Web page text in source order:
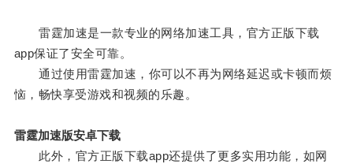
雷霆加速是一款专业的网络加速工具，官方正版下载
app保证了安全可靠。
通过使用雷霆加速，你可以不再为网络延迟或卡顿而烦
恼，畅快享受游戏和视频的乐趣。
雷霆加速版安卓下载
此外，官方正版下载app还提供了更多实用功能，如网